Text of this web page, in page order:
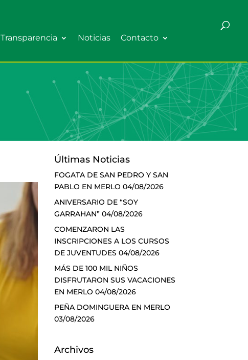
Transparencia Noticias Contacto
Últimas Noticias
FOGATA DE SAN PEDRO Y SAN
PABLO EN MERLO 04/08/2026
ANIVERSARIO DE “SOY
GARRAHAN” 04/08/2026
COMENZARON LAS
INSCRIPCIONES A LOS CURSOS
DE JUVENTUDES 04/08/2026
MÁS DE 100 MIL NIÑOS
DISFRUTARON SUS VACACIONES
EN MERLO 04/08/2026
PEÑA DOMINGUERA EN MERLO
03/08/2026
Archivos